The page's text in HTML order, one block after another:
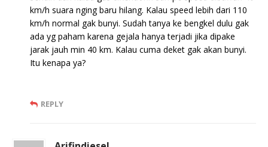
km/h suara nging baru hilang. Kalau speed lebih dari 110
km/h normal gak bunyi. Sudah tanya ke bengkel dulu gak
ada yg paham karena gejala hanya terjadi jika dipake
jarak jauh min 40 km. Kalau cuma deket gak akan bunyi.
Itu kenapa ya?
REPLY